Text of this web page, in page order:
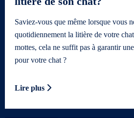
Saviez-vous que même lorsque vous
quotidiennement la litière de votre
mottes, cela ne suffit pas à garantir
pour votre chat ?
Lire plus